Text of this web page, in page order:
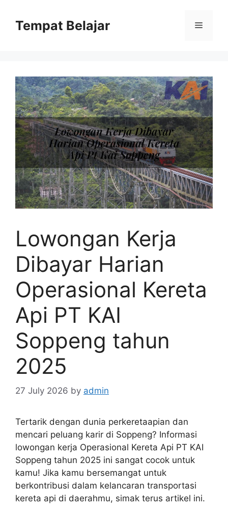
contentTempat Belajar Menu
Lowongan Kerja
Dibayar Harian
Operasional Kereta
Api PT KAI
Soppeng tahun
2025
27 July 2026 by admin
Tertarik dengan dunia perkeretaapian dan
mencari peluang karir di Soppeng? Informasi
lowongan kerja Operasional Kereta Api PT KAI
Soppeng tahun 2025 ini sangat cocok untuk
kamu! Jika kamu bersemangat untuk
berkontribusi dalam kelancaran transportasi
kereta api di daerahmu, simak terus artikel ini.